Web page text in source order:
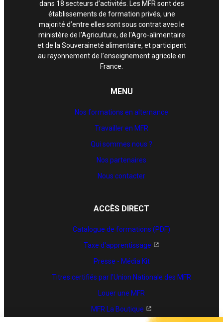
dans 18 secteurs d’activités. Les MFR sont des
établissements de formation privés, une
majorité d’entre elles sont sous contrat avec le
ministère de l'Agriculture, de l'Agro-alimentaire
et de la Souveraineté alimentaire, et participent
au rayonnement de l’enseignement agricole en
France.
MENU
Nos formations en alternance
Travailler en MFR
Qui sommes nous ?
Nos partenaires
Nous contacter
ACCÈS DIRECT
Catalogue de formations (PDF)
Taxe d'apprentissage
Presse - Média Kit
Titres certifiés par l’Union Nationale des MFR
Louer une MFR
MFR La Boutique